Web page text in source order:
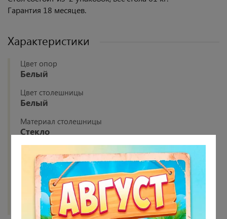
Гарантия 18 месяцев.
Характеристики
Цвет опор
Белый
Цвет столешницы
Белый
Материал столешницы
Стекло
Металл
Материал каркаса
Металл
Показать все